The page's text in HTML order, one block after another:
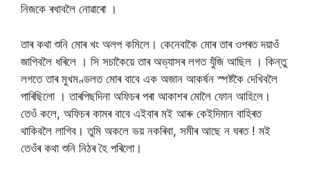
নিজকে ৰখাবলৈ নোৱাৰো ।
তাৰ কথা শুনি মোৰ খং অলপ কমিলে। কেনেবাকৈ মোৰ তাৰ ওপৰত দয়াওঁ
জাগিবলৈ ধৰিলে । সি সচাকৈয়ে তাৰ অভ্যাসৰ লগত যুঁজি আছিল । কিন্তু
লগতে তাৰ মুখমণ্ডলত মোৰ বাবে এক অজান আকর্ষন স্পষ্টকৈ দেখিবলৈ
পাৰিছিলো । তাৰপিছদিনা অফিচৰ পৰা আকাশৰ মোলৈ ফোন আহিলে।
তেওঁ কলে, অফিচৰ কামৰ বাবে এইবাৰ মই আৰু কেইদিমান বাহিৰত
থাকিবলৈ লাগিব। তুমি অকলে ভয় নকৰিবা, সমীৰ আছে ন ঘৰত ! মই
তেওঁৰ কথা শুনি নিঠৰ হৈ পৰিলো।